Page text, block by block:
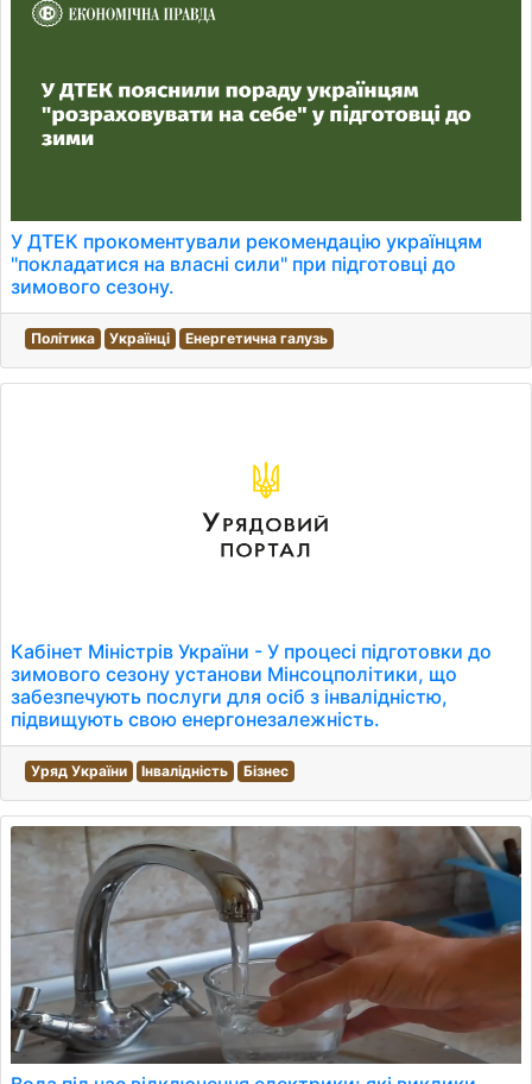
У ДТЕК прокоментували рекомендацію українцям
"покладатися на власні сили" при підготовці до
зимового сезону.
Політика Українці Енергетична галузь
Кабінет Міністрів України - У процесі підготовки до
зимового сезону установи Мінсоцполітики, що
забезпечують послуги для осіб з інвалідністю,
підвищують свою енергонезалежність.
Уряд України Інвалідність Бізнес